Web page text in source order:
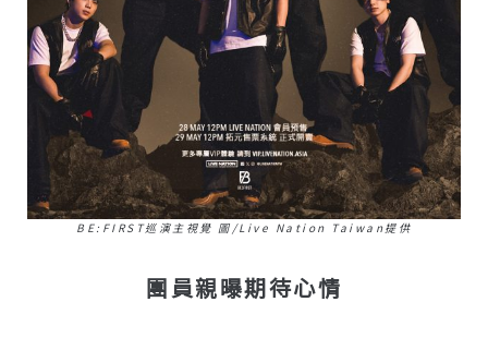
BE:FIRST巡演主視覺 圖/Live Nation Taiwan提供
團員親曝期待心情